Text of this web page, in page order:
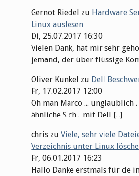
Gernot Riedel zu Hardware
Linux auslesen
Di, 25.07.2017 16:30
Vielen Dank, hat mir sehr
jemand, der über flüssige
Oliver Kunkel zu Dell
Fr, 17.02.2017 12:00
Oh man Marco ... unglaublich
ähnliche S ch... mit Dell [...]
chris zuViele, sehr viele
Verzeichnis unter Linux
Fr, 06.01.2017 16:23
Hallo Danke erstmals für de